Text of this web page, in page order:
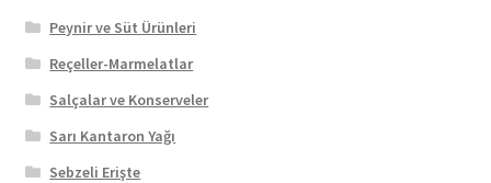
Peynir ve Süt Ürünleri
Reçeller-Marmelatlar
Salçalar ve Konserveler
Sarı Kantaron Yağı
Sebzeli Erişte